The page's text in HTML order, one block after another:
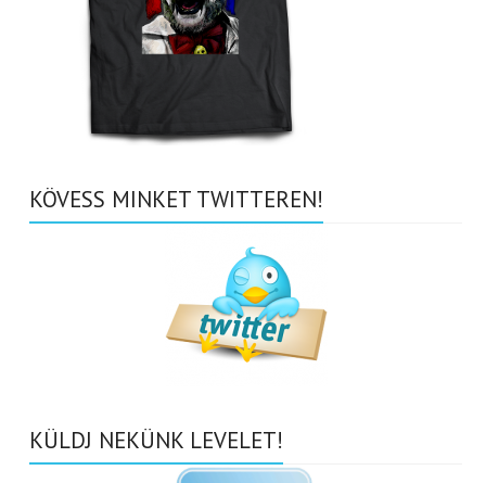
KÖVESS MINKET TWITTEREN!
KÜLDJ NEKÜNK LEVELET!